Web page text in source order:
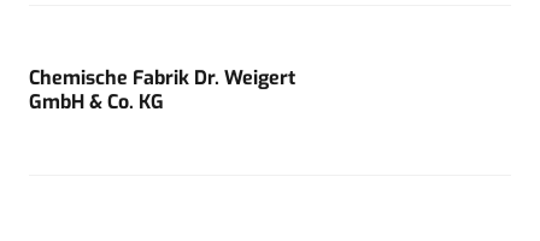
Chemische Fabrik Dr. Weigert
GmbH & Co. KG